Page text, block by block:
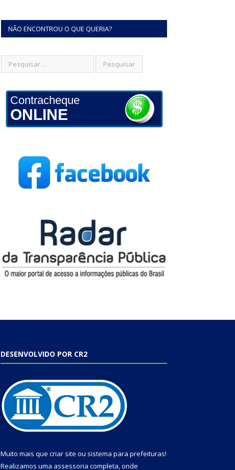
NÃO ENCONTROU O QUE QUERIA?
Contracheque
ONLINE
DESENVOLVIDO POR CR2
Muito mais que criar site ou sistema para prefeituras!
Realizamos uma assessoria completa, onde